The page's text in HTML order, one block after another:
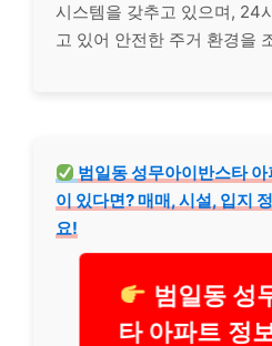
시스템을 갖추고 있으며, 24
고 있어 안전한 주거 환경을
범일동 성무아이반스타
이 있다면? 매매, 시설, 입지
요!
범일동 성
타 아파트 정